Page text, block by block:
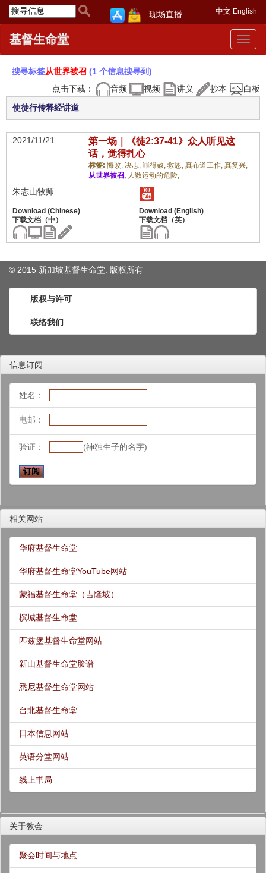
中文 English
现场直播
Toggle
基督生命堂
搜寻标签从世界被召 (1 个信息搜寻到)
点击下载：
音频 视频 讲义 抄本 白板
使徒行传释经讲道
2021/11/21
第一场｜《徒2:37-41》众人听见这
话，觉得扎心
标签: 悔改, 决志, 罪得赦, 救恩, 真布道工作, 真复兴,
从世界被召, 人数运动的危险,
朱志山牧师
© 2015 新加坡基督生命堂. 版权所有
版权与许可
联络我们
信息订阅
姓名：
电邮：
验证： (神独生子的名字)
相关网站
华府基督生命堂
华府基督生命堂YouTube网站
蒙福基督生命堂（吉隆坡）
槟城基督生命堂
匹兹堡基督生命堂网站
新山基督生命堂脸谱
悉尼基督生命堂网站
台北基督生命堂
日本信息网站
英语分堂网站
线上书局
关于教会
聚会时间与地点